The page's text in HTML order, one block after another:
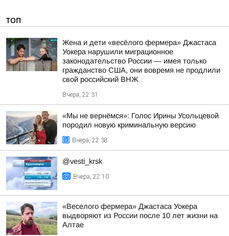
ТОП
Жена и дети «весёлого фермера» Джастаса
Уокера нарушили миграционное
законодательство России — имея только
гражданство США, они вовремя не продлили
свой российский ВНЖ
Вчера, 22:31
«Мы не вернёмся»: Голос Ирины Усольцевой
породил новую криминальную версию
Вчера, 22:38
@vesti_krsk
Вчера, 22:10
«Веселого фермера» Джастаса Уокера
выдворяют из России после 10 лет жизни на
Алтае